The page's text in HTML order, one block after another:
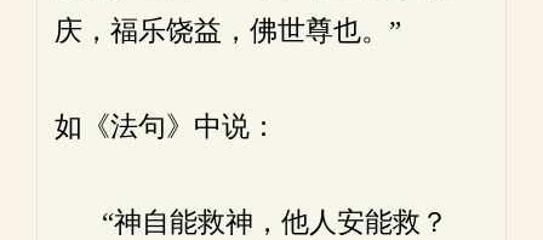
庆，福乐饶益，佛世尊也。”
如《法句》中说：
“神自能救神，他人安能救？